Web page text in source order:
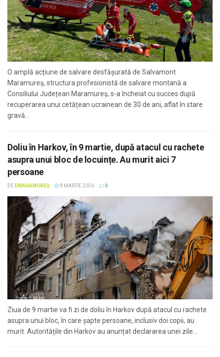
O amplă acțiune de salvare desfășurată de Salvamont
Maramureș, structura profesionistă de salvare montană a
Consiliului Județean Maramureș, s-a încheiat cu succes după
recuperarea unui cetățean ucrainean de 30 de ani, aflat în stare
gravă...
Doliu în Harkov, în 9 martie, după atacul cu rachete
asupra unui bloc de locuințe. Au murit aici 7
persoane
DE EMARAMUREȘ 8 MARTIE 2026 0
Ziua de 9 martie va fi zi de doliu în Harkov după atacul cu rachete
asupra unui bloc, în care șapte persoane, inclusiv doi copii, au
murit. Autoritățile din Harkov au anunțat declararea unei zile...